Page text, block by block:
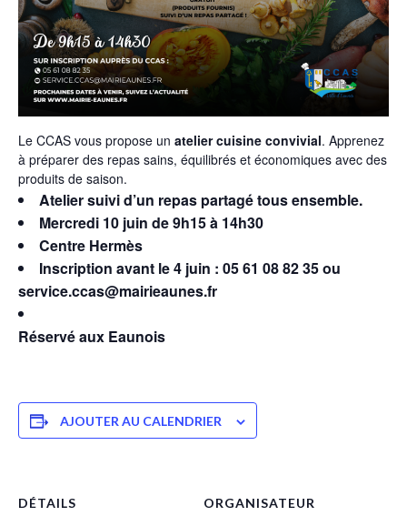
Le CCAS vous propose un atelier cuisine convivial. Apprenez
à préparer des repas sains, équilibrés et économiques avec des
produits de saison.
Atelier suivi d’un repas partagé tous ensemble.
Mercredi 10 juin de 9h15 à 14h30
Centre Hermès
Inscription avant le 4 juin : 05 61 08 82 35 ou
service.ccas@mairieaunes.fr
Réservé aux Eaunois
AJOUTER AU CALENDRIER
DÉTAILS ORGANISATEUR